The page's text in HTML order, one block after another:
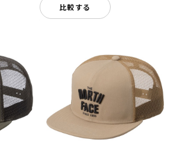
比較する